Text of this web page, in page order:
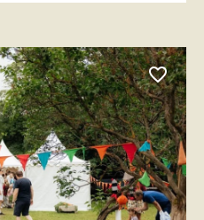
favorite_outlined